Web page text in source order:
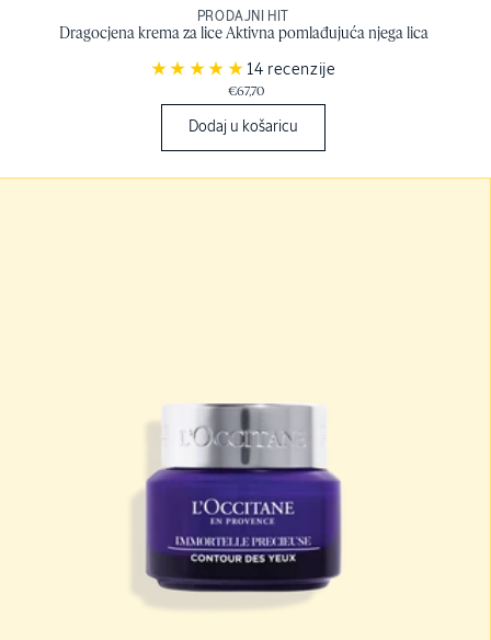
PRODAJNI HIT
Dragocjena krema za lice Aktivna pomlađujuća njega lica
14 recenzije
€67,70
Dodaj u košaricu